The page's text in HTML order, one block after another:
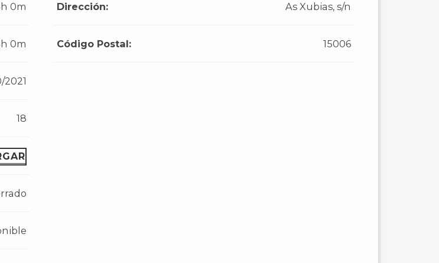
0m
0m
2021
18
Dirección: As Xubias, s/n
Código Postal: 15006